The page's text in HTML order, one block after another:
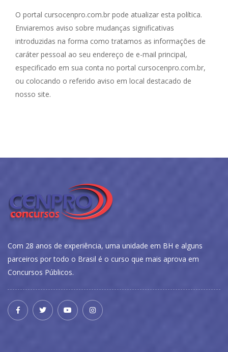
O portal cursocenpro.com.br pode atualizar esta política.
Enviaremos aviso sobre mudanças significativas
introduzidas na forma como tratamos as informações de
caráter pessoal ao seu endereço de e-mail principal,
especificado em sua conta no portal cursocenpro.com.br,
ou colocando o referido aviso em local destacado de
nosso site.
Com 28 anos de experiência, uma unidade em BH e alguns
parceiros por todo o Brasil é o curso que mais aprova em
Concursos Públicos.